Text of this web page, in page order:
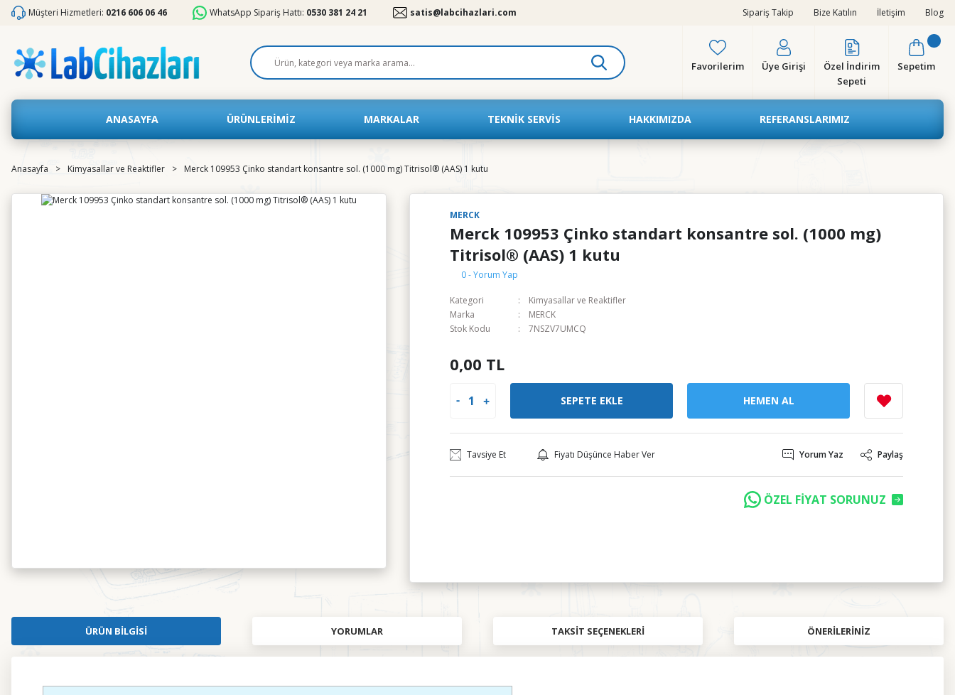
Müşteri Hizmetleri: 0216 606 06 46 WhatsApp Sipariş Hattı: 0530 381 24 21 satis@labcihazlari.com Sipariş Takip Bize Katılın İletişim Blog
Favorilerim Üye Girişi
Özel İndirim
Sepeti
Sepetim
ANASAYFA ÜRÜNLERİMİZ MARKALAR TEKNIK SERVIS HAKKIMIZDA REFERANSLARIMIZ
Anasayfa Kimyasallar ve Reaktifler Merck 109953 Çinko standart konsantre sol. (1000 mg) Titrisol® (AAS) 1 kutu
MERCK
Merck 109953 Çinko standart konsantre sol. (1000 mg)
Titrisol® (AAS) 1 kutu
0 - Yorum Yap
Kategori
Kimyasallar ve Reaktifler
Marka
MERCK
Stok Kodu
7NSZV7UMCQ
0,00 TL
SEPETE EKLE HEMEN AL
Tavsiye Et Fiyatı Düşünce Haber Ver Yorum Yaz Paylaş
ÖZEL FİYAT SORUNUZ
ÜRÜN BILGISI YORUMLAR TAKSIT SEÇENEKLERI ÖNERILERINIZ